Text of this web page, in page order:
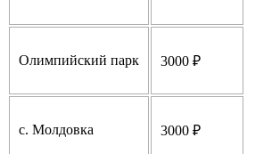
Олимпийский парк 3000 ₽
с. Молдовка 3000 ₽